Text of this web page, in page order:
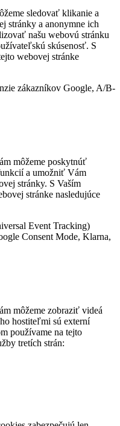
sledovať klikanie a
stránky a anonymne ich
našu webovú stránku
skúsenosť. S
webovej stránke
zákazníkov Google, A/B-
môžeme poskytnúť
a umožniť Vám
stránky. S Vaším
stránke nasledujúce
Event Tracking)
Consent Mode, Klarna,
môžeme zobraziť videá
hostiteľmi sú externí
používame na tejto
tretích strán: